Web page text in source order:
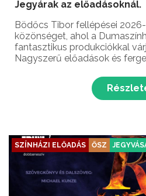
Jegyárak az előadásoknál.
Bödőcs Tibor fellépései
közönséget, ahol a
fantasztikus produkciókkal
Nagyszerű előadások és
humorista fellépésein!
SZÍNHÁZI ELŐADÁS ŐSZ